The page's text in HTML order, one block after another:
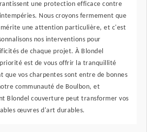
une protection efficace contre
Nous croyons fermement que
une attention particulière, et c'est
nos interventions pour
de chaque projet. À Blondel
est de vous offrir la tranquillité
que vos charpentes sont entre de bonnes
communauté de Boulbon, et
Blondel couverture peut transformer vos
œuvres d'art durables.